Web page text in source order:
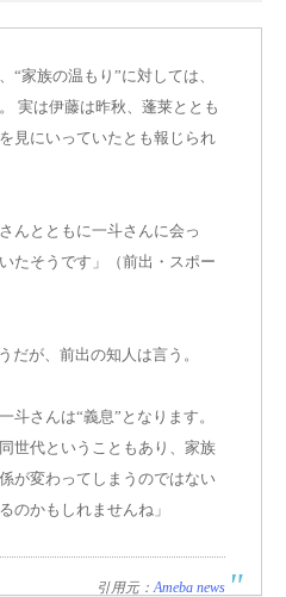
“家族の温もり”に対しては、
実は伊藤は昨秋、蓬莱ととも
見にいっていたとも報じられ
んとともに一斗さんに会っ
たそうです」（前出・スポー
だが、前出の知人は言う。
斗さんは“義息”となります。
世代ということもあり、家族
が変わってしまうのではない
かもしれませんね」
引用元：Ameba news